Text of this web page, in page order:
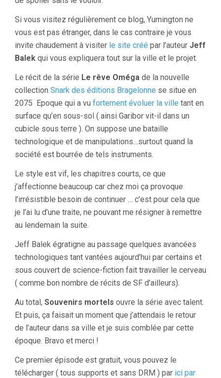
Si vous visitez régulièrement ce blog, Yumington ne
vous est pas étranger, dans le cas contraire je vous
invite chaudement à visiter le site créé par l’auteur Jeff
Balek qui vous expliquera tout sur la ville et le projet.
Le récit de la série Le rêve Oméga de la nouvelle
collection Snark des éditions Bragelonne se situe en
2075 Epoque qui a vu fortement évoluer la ville tant en
surface qu’en sous-sol ( ainsi Garibor vit-il dans un
cubicle sous terre ). On suppose une bataille
technologique et de manipulations…surtout quand la
société est bourrée de tels instruments.
Le style est vif, les chapitres courts, ce que
j’affectionne beaucoup car chez moi ça provoque
l’irrésistible besoin de continuer … c’est pour cela que
je l’ai lu d’une traite, ne pouvant me résigner à remettre
au lendemain la suite.
Jeff Balek égratigne au passage quelques avancées
technologiques tant vantées aujourd’hui par certains et
sous couvert de science-fiction fait travailler le cerveau
( comme bon nombre de récits de SF d’ailleurs).
Au total, Souvenirs mortels ouvre la série avec talent.
Et puis, ça faisait un moment que j’attendais le retour
de l’auteur dans sa ville et je suis comblée par cette
époque. Bravo et merci !
Ce premier épisode est gratuit, vous pouvez le
télécharger ( tous supports et sans DRM ) par ici par